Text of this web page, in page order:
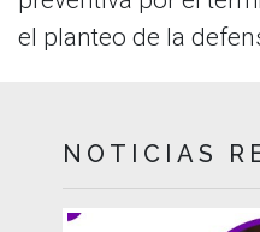
el planteo de la
NOTICIAS